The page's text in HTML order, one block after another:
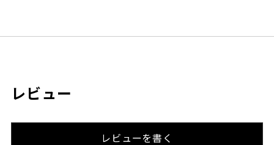
レビュー
レビューを書く